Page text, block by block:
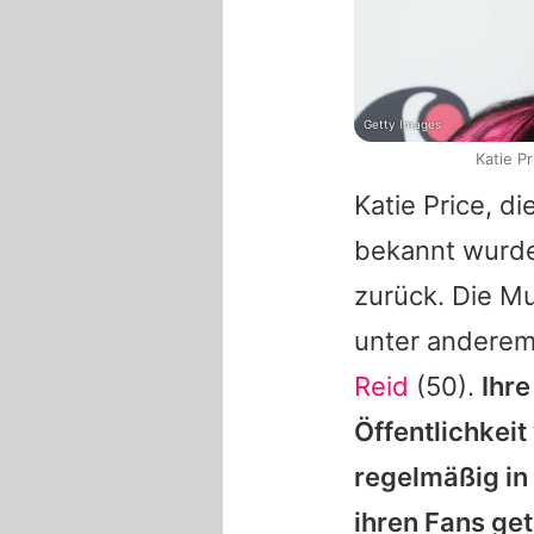
Katie Price,
bekannt
zurück. Die
unter
Reid (50).
regelmäßig
ihren Fans
Getty Images
Katie